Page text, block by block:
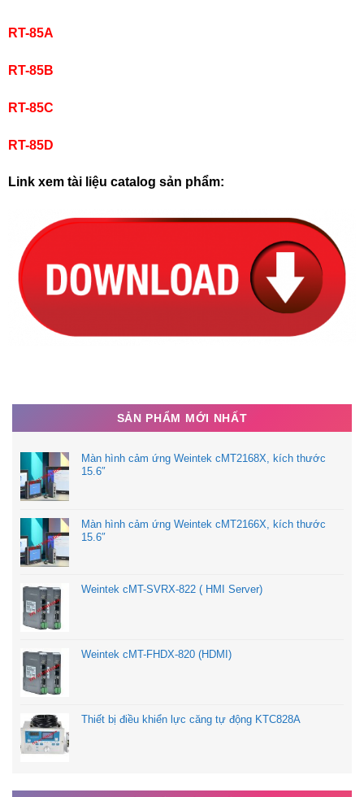
RT-85A
RT-85B
RT-85C
RT-85D
Link xem tài liệu catalog sản phẩm:
SẢN PHẨM MỚI NHẤT
Màn hình cảm ứng Weintek cMT2168X, kích thước
15.6″
Màn hình cảm ứng Weintek cMT2166X, kích thước
15.6″
Weintek cMT-SVRX-822 ( HMI Server)
Weintek cMT-FHDX-820 (HDMI)
Thiết bị điều khiển lực căng tự động KTC828A